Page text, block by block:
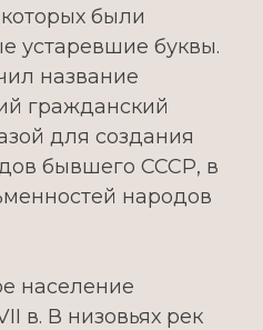
были
устаревшие буквы.
название
гражданский
для создания
бывшего СССР, в
народов
население
в. В низовьях рек